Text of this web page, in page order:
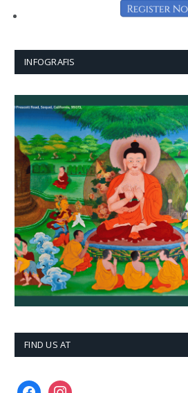
INFOGRAFIS
FIND US AT
facebookinstagram